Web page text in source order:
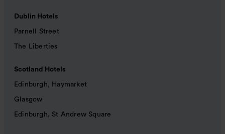
Dublin Hotels
Parnell Street
The Liberties
Scotland Hotels
Edinburgh, Haymarket
Glasgow
Edinburgh, St Andrew Square